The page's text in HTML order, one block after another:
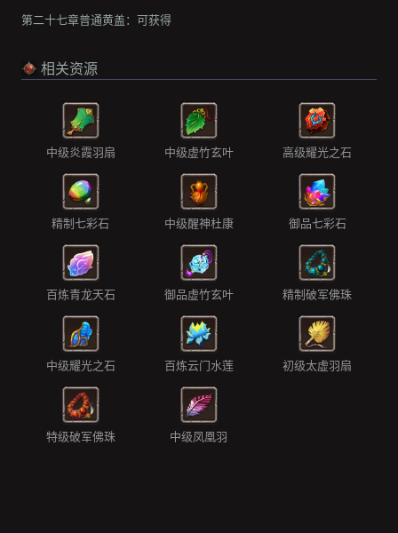
第二十七章普通黄盖： 可获得
相关资源
中级炎霞羽扇 中级虚竹玄叶 高级耀光之石
精制七彩石 中级醒神杜康 御品七彩石
百炼青龙天石 御品虚竹玄叶 精制破军佛珠
中级耀光之石 百炼云门水莲 初级太虚羽扇
特级破军佛珠 中级凤凰羽